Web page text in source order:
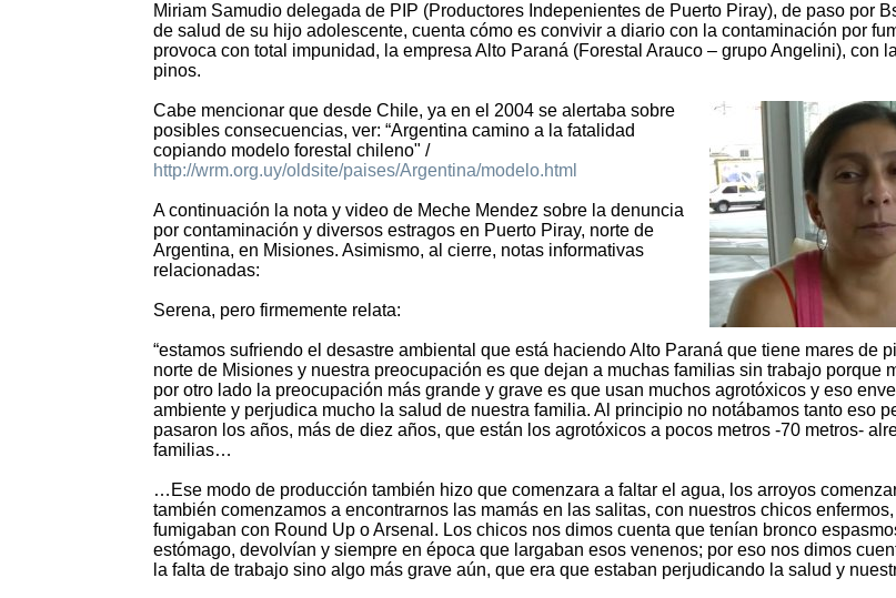
Miriam Samudio delegada de PIP (Productores Indepenientes de Puerto Piray), de paso por
de salud de su hijo adolescente, cuenta cómo es convivir a diario con la contaminación por
provoca con total impunidad, la empresa Alto Paraná (Forestal Arauco – grupo Angelini), con
pinos.
Cabe mencionar que desde Chile, ya en el 2004 se alertaba sobre
posibles consecuencias, ver: “Argentina camino a la fatalidad
copiando modelo forestal chileno" /
http://wrm.org.uy/oldsite/paises/Argentina/modelo.html
A continuación la nota y video de Meche Mendez sobre la denuncia
por contaminación y diversos estragos en Puerto Piray, norte de
Argentina, en Misiones. Asimismo, al cierre, notas informativas
relacionadas:
Serena, pero firmemente relata:
“estamos sufriendo el desastre ambiental que está haciendo Alto Paraná que tiene mares de
norte de Misiones y nuestra preocupación es que dejan a muchas familias sin trabajo porque
por otro lado la preocupación más grande y grave es que usan muchos agrotóxicos y eso
ambiente y perjudica mucho la salud de nuestra familia. Al principio no notábamos tanto eso
pasaron los años, más de diez años, que están los agrotóxicos a pocos metros -70 metros-
familias…
…Ese modo de producción también hizo que comenzara a faltar el agua, los arroyos
también comenzamos a encontrarnos las mamás en las salitas, con nuestros chicos
fumigaban con Round Up o Arsenal. Los chicos nos dimos cuenta que tenían bronco
estómago, devolvían y siempre en época que largaban esos venenos; por eso nos dimos
la falta de trabajo sino algo más grave aún, que era que estaban perjudicando la salud y